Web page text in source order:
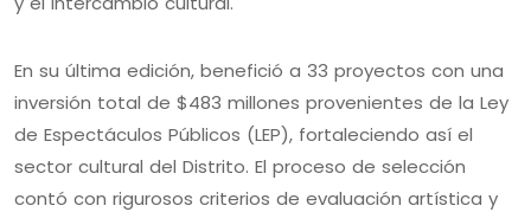
En su última edición, benefició a 33 proyectos con una
inversión total de $483 millones provenientes de la Ley
de Espectáculos Públicos (LEP), fortaleciendo así el
sector cultural del Distrito. El proceso de selección
contó con rigurosos criterios de evaluación artística y